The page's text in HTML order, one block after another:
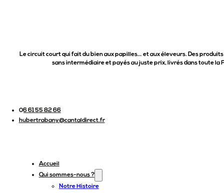
Le circuit court qui fait du bien aux papilles… et aux éleveurs. Des
sans intermédiaire et payés au juste prix, livrés dans toute la
06 61 55 82 66
hubertrabany@cantaldirect.fr
Accueil
Qui sommes-nous ?
Notre Histoire